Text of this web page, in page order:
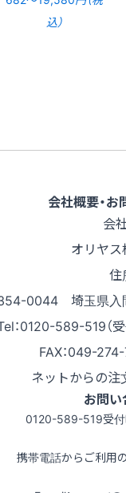
込）
会社概要・
会
オリヤ
住
0044 埼玉県入
：0120-589-519（
FAX：049-274-
ネットからの
お問い
0120-589-519受
携帯電話からご利用